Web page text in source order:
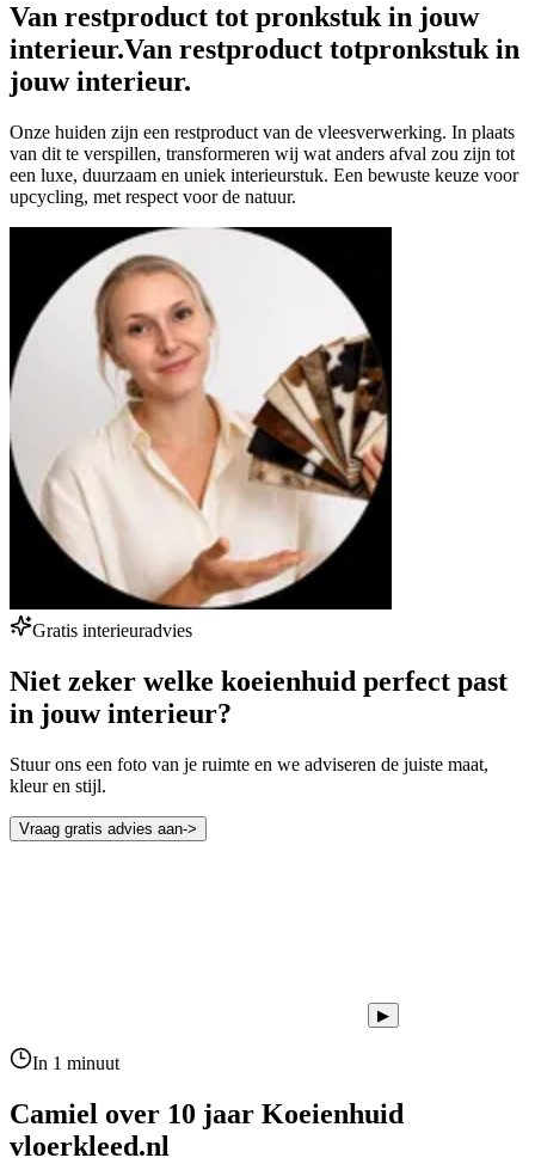
Van restproduct tot pronkstuk in jouw
interieur.Van restproduct totpronkstuk in
jouw interieur.
Onze huiden zijn een restproduct van de vleesverwerking. In plaats
van dit te verspillen, transformeren wij wat anders afval zou zijn tot
een luxe, duurzaam en uniek interieurstuk. Een bewuste keuze voor
upcycling, met respect voor de natuur.
Gratis interieuradvies
Niet zeker welke koeienhuid perfect past
in jouw interieur?
Stuur ons een foto van je ruimte en we adviseren de juiste maat,
kleur en stijl.
Vraag gratis advies aan->
▶
In 1 minuut
Camiel over 10 jaar Koeienhuid
vloerkleed.nl